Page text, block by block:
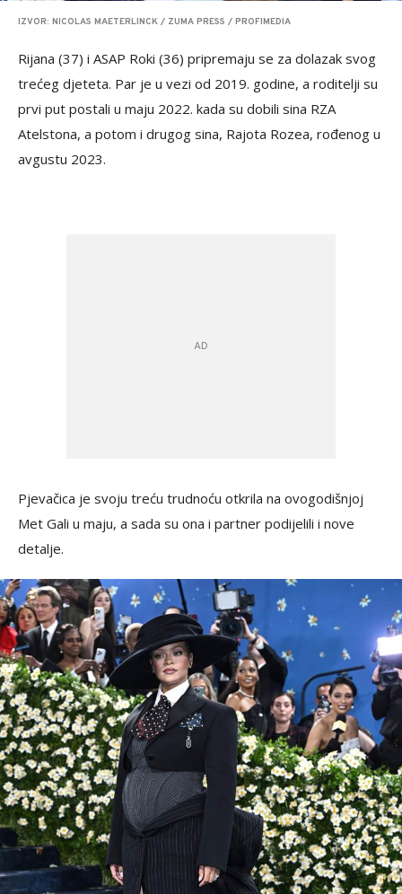
IZVOR: NICOLAS MAETERLINCK / ZUMA PRESS / PROFIMEDIA
Rijana (37) i ASAP Roki (36) pripremaju se za dolazak svog
trećeg djeteta. Par je u vezi od 2019. godine, a roditelji su
prvi put postali u maju 2022. kada su dobili sina RZA
Atelstona, a potom i drugog sina, Rajota Rozea, rođenog u
avgustu 2023.
Pjevačica je svoju treću trudnoću otkrila na ovogodišnjoj
Met Gali u maju, a sada su ona i partner podijelili i nove
detalje.